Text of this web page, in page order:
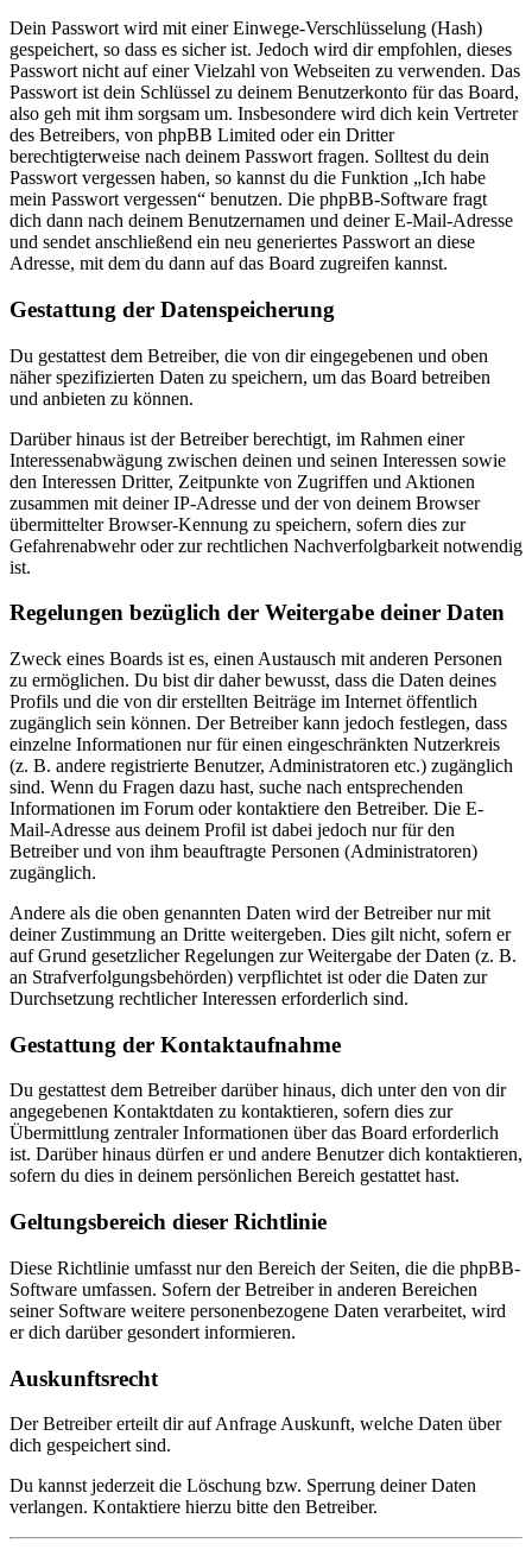
Dein Passwort wird mit einer Einwege-Verschlüsselung (Hash)
gespeichert, so dass es sicher ist. Jedoch wird dir empfohlen, dieses
Passwort nicht auf einer Vielzahl von Webseiten zu verwenden. Das
Passwort ist dein Schlüssel zu deinem Benutzerkonto für das Board,
also geh mit ihm sorgsam um. Insbesondere wird dich kein Vertreter
des Betreibers, von phpBB Limited oder ein Dritter
berechtigterweise nach deinem Passwort fragen. Solltest du dein
Passwort vergessen haben, so kannst du die Funktion „Ich habe
mein Passwort vergessen“ benutzen. Die phpBB-Software fragt
dich dann nach deinem Benutzernamen und deiner E-Mail-Adresse
und sendet anschließend ein neu generiertes Passwort an diese
Adresse, mit dem du dann auf das Board zugreifen kannst.
Gestattung der Datenspeicherung
Du gestattest dem Betreiber, die von dir eingegebenen und oben
näher spezifizierten Daten zu speichern, um das Board betreiben
und anbieten zu können.
Darüber hinaus ist der Betreiber berechtigt, im Rahmen einer
Interessenabwägung zwischen deinen und seinen Interessen sowie
den Interessen Dritter, Zeitpunkte von Zugriffen und Aktionen
zusammen mit deiner IP-Adresse und der von deinem Browser
übermittelter Browser-Kennung zu speichern, sofern dies zur
Gefahrenabwehr oder zur rechtlichen Nachverfolgbarkeit notwendig
ist.
Regelungen bezüglich der Weitergabe deiner Daten
Zweck eines Boards ist es, einen Austausch mit anderen Personen
zu ermöglichen. Du bist dir daher bewusst, dass die Daten deines
Profils und die von dir erstellten Beiträge im Internet öffentlich
zugänglich sein können. Der Betreiber kann jedoch festlegen, dass
einzelne Informationen nur für einen eingeschränkten Nutzerkreis
(z. B. andere registrierte Benutzer, Administratoren etc.) zugänglich
sind. Wenn du Fragen dazu hast, suche nach entsprechenden
Informationen im Forum oder kontaktiere den Betreiber. Die E-
Mail-Adresse aus deinem Profil ist dabei jedoch nur für den
Betreiber und von ihm beauftragte Personen (Administratoren)
zugänglich.
Andere als die oben genannten Daten wird der Betreiber nur mit
deiner Zustimmung an Dritte weitergeben. Dies gilt nicht, sofern er
auf Grund gesetzlicher Regelungen zur Weitergabe der Daten (z. B.
an Strafverfolgungsbehörden) verpflichtet ist oder die Daten zur
Durchsetzung rechtlicher Interessen erforderlich sind.
Gestattung der Kontaktaufnahme
Du gestattest dem Betreiber darüber hinaus, dich unter den von dir
angegebenen Kontaktdaten zu kontaktieren, sofern dies zur
Übermittlung zentraler Informationen über das Board erforderlich
ist. Darüber hinaus dürfen er und andere Benutzer dich kontaktieren,
sofern du dies in deinem persönlichen Bereich gestattet hast.
Geltungsbereich dieser Richtlinie
Diese Richtlinie umfasst nur den Bereich der Seiten, die die phpBB-
Software umfassen. Sofern der Betreiber in anderen Bereichen
seiner Software weitere personenbezogene Daten verarbeitet, wird
er dich darüber gesondert informieren.
Auskunftsrecht
Der Betreiber erteilt dir auf Anfrage Auskunft, welche Daten über
dich gespeichert sind.
Du kannst jederzeit die Löschung bzw. Sperrung deiner Daten
verlangen. Kontaktiere hierzu bitte den Betreiber.